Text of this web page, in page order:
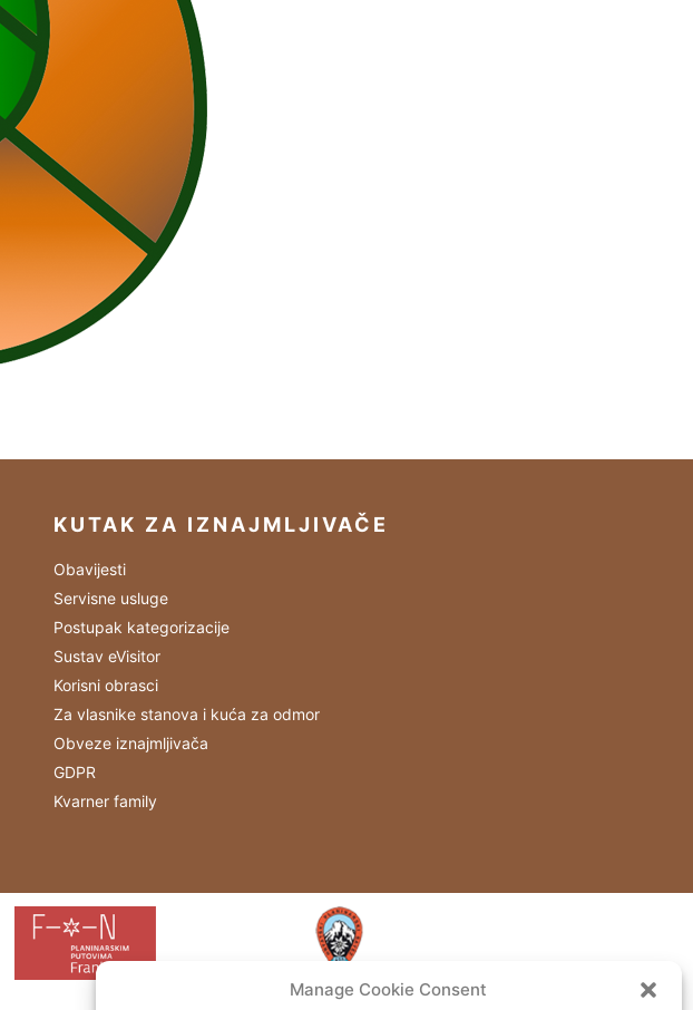
Manage Cookie Consent
KUTAK ZA IZNAJMLJIVAČE
Obavijesti
Servisne usluge
Postupak kategorizacije
Sustav eVisitor
Korisni obrasci
Za vlasnike stanova i kuća za odmor
Obveze iznajmljivača
GDPR
Kvarner family